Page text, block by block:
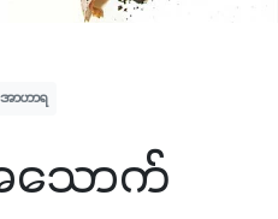
ာဟာရ
သောက်